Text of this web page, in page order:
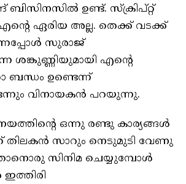
ഉണ്ട്. സ്ക്രിപ്റ്റ്
ഏരിയ അല്ല. തെക്ക് വടക്ക്
സുരാജ്
ശങ്കുണ്ണിയുമായി എന്റെ
ബന്ധം ഉണ്ടെന്ന്
വിനായകൻ പറയുന്നു.
ഒന്നു രണ്ടു കാര്യങ്ങൾ
സാറും നെടുമുടി വേണു
സിനിമ ചെയ്യുമ്പോൾ